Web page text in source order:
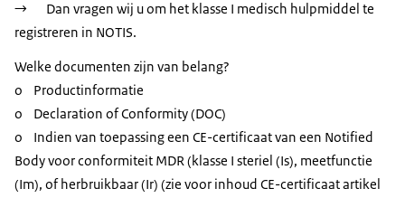
→ Dan vragen wij u om het klasse I medisch hulpmiddel te
registreren in NOTIS.
Welke documenten zijn van belang?
o Productinformatie
o Declaration of Conformity (DOC)
o Indien van toepassing een CE-certificaat van een Notified
Body voor conformiteit MDR (klasse I steriel (Is), meetfunctie
(Im), of herbruikbaar (Ir) (zie voor inhoud CE-certificaat artikel